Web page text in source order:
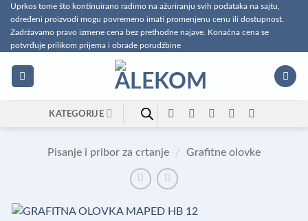
Preskoči
na
sadržaj
Uprkos tome što kontinuirano radimo na ažuriranju svih podataka na sajtu,
određeni proizvodi mogu povremeno imati promenjenu cenu ili dostupnost.
Zadržavamo pravo izmene cena bez prethodne najave. Konačna cena se
potvrđuje prilikom prijema i obrade porudžbine
KATEGORIJE
Pisanje i pribor za crtanje / Grafitne olovke